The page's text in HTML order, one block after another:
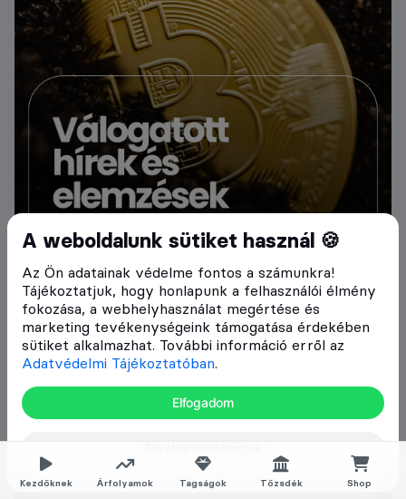
Kezdőknek Árfolyamok Tagságok Tőzsdék Shop
A weboldalunk sütiket használ 🍪
Az Ön adatainak védelme fontos a számunkra!
Tájékoztatjuk, hogy honlapunk a felhasználói élmény
fokozása, a webhelyhasználat megértése és
marketing tevékenységeink támogatása érdekében
sütiket alkalmazhat. További információ erről az
Adatvédelmi Tájékoztatóban.
Elfogadom